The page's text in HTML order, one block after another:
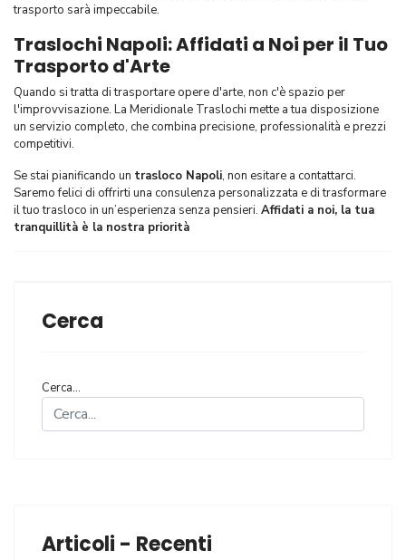
trasporto sarà impeccabile.
Traslochi Napoli: Affidati a Noi per il Tuo
Trasporto d'Arte
Quando si tratta di trasportare opere d'arte, non c'è spazio per
l'improvvisazione. La Meridionale Traslochi mette a tua disposizione
un servizio completo, che combina precisione, professionalità e prezzi
competitivi.
Se stai pianificando un trasloco Napoli, non esitare a contattarci.
Saremo felici di offrirti una consulenza personalizzata e di trasformare
il tuo trasloco in un’esperienza senza pensieri. Affidati a noi, la tua
tranquillità è la nostra priorità
Cerca
Cerca...
Articoli - Recenti